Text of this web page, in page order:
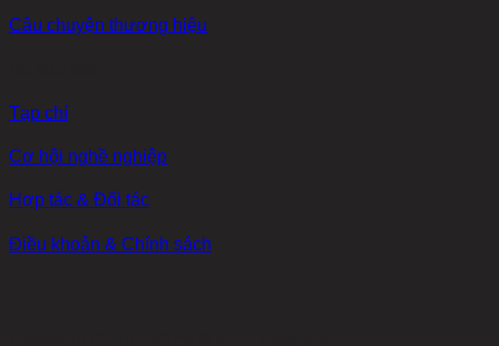
Câu chuyện thương hiệu
Tạp chí
Cơ hội nghề nghiệp
Hợp tác & Đối tác
Điều khoản & Chính sách